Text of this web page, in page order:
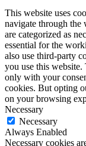
This website uses
navigate through the
are categorized as
essential for the
also use third-party
you use this
only with your
cookies. But opting
on your browsing
Necessary
Necessary
Always Enabled
Necessary cookies